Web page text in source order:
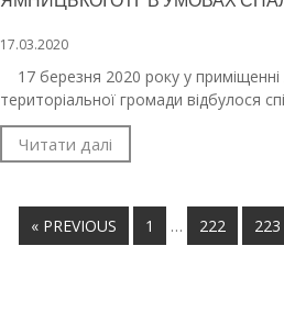
17.03.2020
17 березня 2020 року у приміщенні
територіальної громади відбулося
Читати далі
« PREVIOUS 1 … 222 223